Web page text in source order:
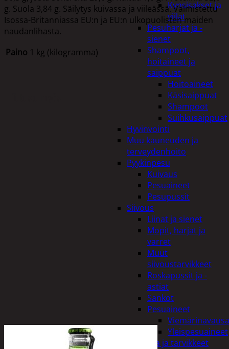
Kynsisakset ja
viilat
Pesuharjat ja -
sienet
Shampoot,
hoitaineet ja
saippuat
Hoitoaineet
Käsisaippuat
Shampoot
Suihkusaippuat
Hyvinvointi
Muu kauneuden ja
terveydenhoito
Pyykinpesu
Kuivaus
Pesuaineet
Pesupussit
Siivous
Liinat ja sienet
Mopit, harjat ja
varret
Muut
siivoustarvikkeet
Roskapussit ja -
astiat
Sankot
Pesuaineet
Yleispesuaineet
Eläintenruoka ja tarvikkeet
g. Suola 3,84 g. Säilytys kuivassa ja viileässä. Valmistettu
Isossa-Britanniassa EU:n ja EU:n ulkopuolisten maiden
naudanlihasta.
Paino 1 kg (kilogramma)